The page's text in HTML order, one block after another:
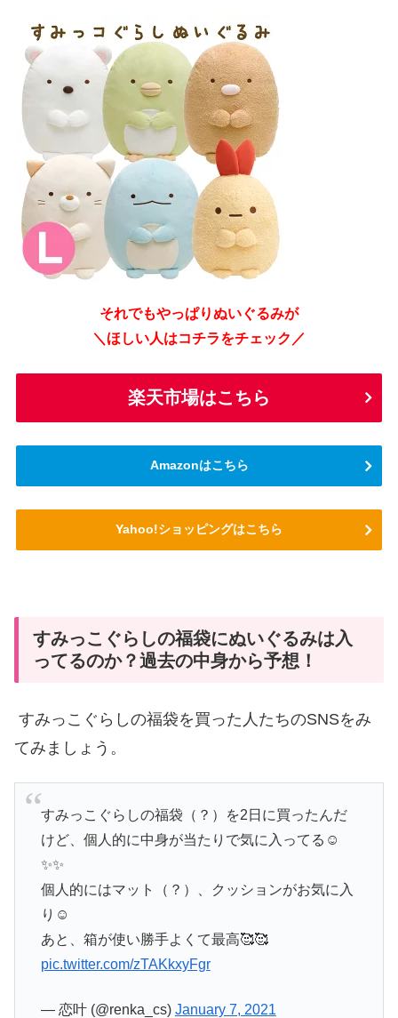
それでもやっぱりぬいぐるみが
＼ほしい人はコチラをチェック／
楽天市場はこちら
Amazonはこちら
Yahoo!ショッピングはこちら
すみっこぐらしの福袋にぬいぐるみは入
ってるのか？過去の中身から予想！
すみっこぐらしの福袋を買った人たちのSNSをみ
てみましょう。
すみっこぐらしの福袋（？）を2日に買ったんだ
けど、個人的に中身が当たりで気に入ってる☺️
✨✨
個人的にはマット（？）、クッションがお気に入
り☺️
あと、箱が使い勝手よくて最高🥰🥰
pic.twitter.com/zTAKkxyFgr
— 恋叶 (@renka_cs) January 7, 2021